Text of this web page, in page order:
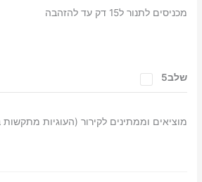
מכניסים לתנור ל15 דק עד להזהבה
שלב5
מוציאים וממתינים לקירור (העוגיות מתקשות